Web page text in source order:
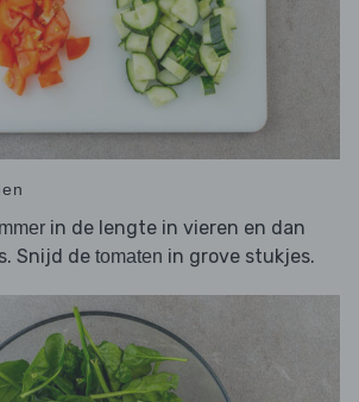
in de lengte in vieren en dan
Snijd de tomaten in grove stukjes.